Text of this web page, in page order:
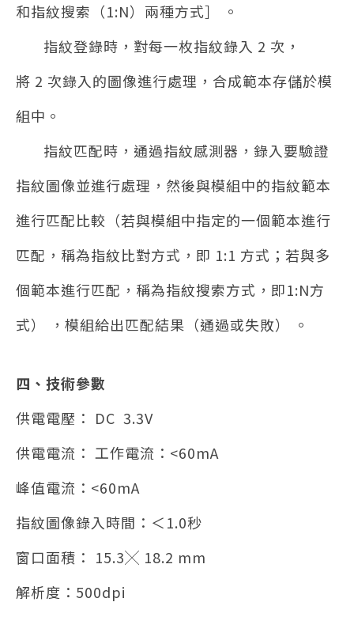
和指紋搜索（1:N）兩種方式］ 。
指紋登錄時，對每一枚指紋錄入 2 次，
將 2 次錄入的圖像進行處理，合成範本存儲於模
組中。
指紋匹配時，通過指紋感測器，錄入要驗證
指紋圖像並進行處理，然後與模組中的指紋範本
進行匹配比較（若與模組中指定的一個範本進行
匹配，稱為指紋比對方式，即 1:1 方式；若與多
個範本進行匹配，稱為指紋搜索方式，即1:N方
式） ，模組給出匹配結果（通過或失敗） 。
四、技術參數
供電電壓： DC 3.3V
供電電流： 工作電流：<60mA
峰值電流：<60mA
指紋圖像錄入時間：＜1.0秒
窗口面積： 15.3╳ 18.2 mm
解析度：500dpi